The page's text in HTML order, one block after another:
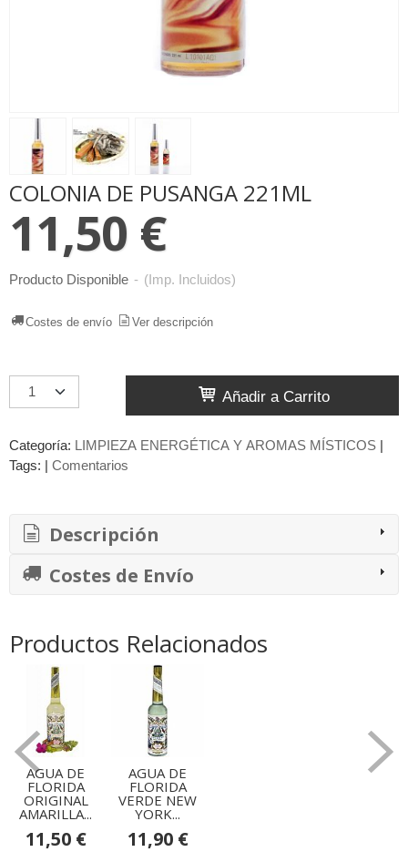
COLONIA DE PUSANGA 221ML
11,50 €
Producto Disponible - (Imp. Incluidos)
Costes de envío Ver descripción
Añadir a Carrito
Categoría: LIMPIEZA ENERGÉTICA Y AROMAS MÍSTICOS |
Tags: | Comentarios
Descripción
Costes de Envío
Productos Relacionados
AGUA DE
FLORIDA
ORIGINAL
AMARILLA...
11,50 €
AGUA DE
FLORIDA
VERDE NEW
YORK...
11,90 €